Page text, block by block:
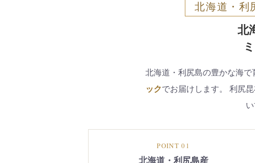
北海道・利
北
北海道・利尻島の豊かな海で
ックでお届けします。 利尻
POINT 01
北海道・利尻島産